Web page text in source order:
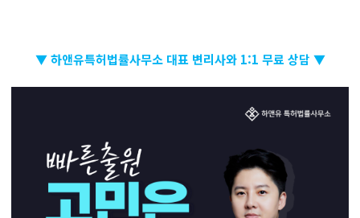
▼ 하앤유특허법률사무소 대표 변리사와 1:1 무료 상담 ▼